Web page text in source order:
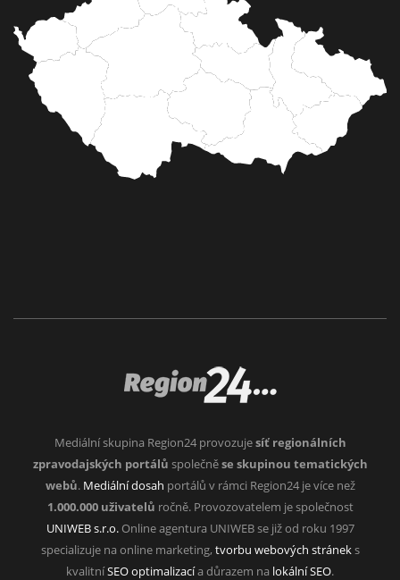
Mediální skupina Region24 provozujesíť regionálních
zpravodajských portálů společněse skupinou tematických
webů. Mediální dosah portálů v rámci Region24 je více než
1.000.000 uživatelů ročně. Provozovatelem je společnost
UNIWEB s.r.o.Online agentura UNIWEB se již od roku 1997
specializuje na online marketing, tvorbu webových stráneks
kvalitníSEO optimalizacía důrazem na lokální SEO.